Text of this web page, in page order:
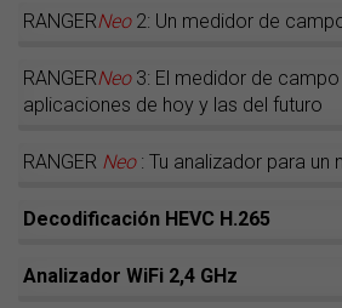
RANGERNeo2: Un medidor de
RANGERNeo3: El medidor de campo
aplicaciones de hoy y las del futuro
RANGER Neo : Tu analizador para un
Decodificación HEVC H.265
Analizador WiFi 2,4 GHz